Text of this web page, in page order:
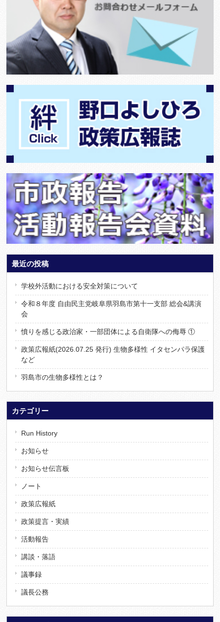
最近の投稿
学校外活動における安全対策について
令和８年度 自由民主党岐阜県羽島市第十一支部 総会&講演
会
憤りを感じる政治家・一部団体による自衛隊への侮辱 ①
政策広報紙(2026.07.25 発行) 生物多様性 イタセンパラ保護
など
羽島市の生物多様性とは？
カテゴリー
Run History
お知らせ
お知らせ伝言板
ノート
政策広報紙
政策提言・実績
活動報告
講談・落語
議事録
議長公務